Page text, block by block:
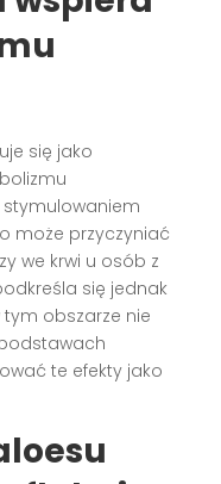
się jako
może przyczyniać
we krwi u osób z
się jednak
tym obszarze nie
te efekty jako